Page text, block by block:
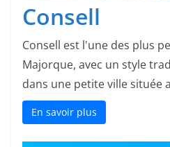
Consell
Consell est l'une des plus
Majorque, avec un style
dans une petite ville située
En savoir plus